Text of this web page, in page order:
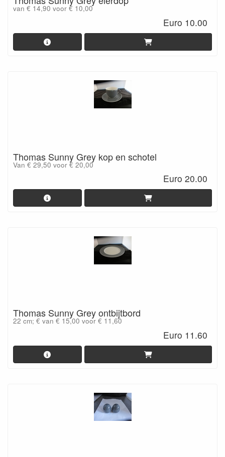
van € 14,90 voor € 10,00
Euro 10.00
Thomas Sunny Grey kop en schotel
Van € 29,50 voor € 20,00
Euro 20.00
Thomas Sunny Grey ontbijtbord
22 cm; € van € 15,00 voor € 11,60
Euro 11.60